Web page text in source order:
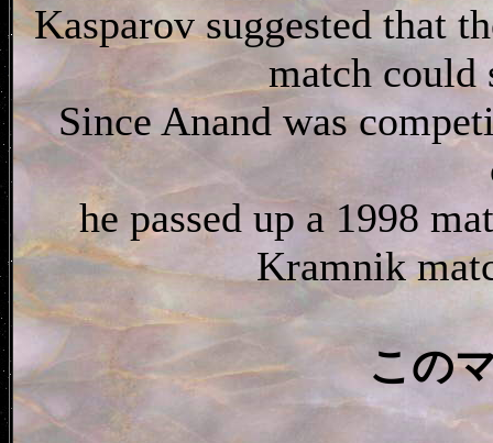
Kasparov suggested that
match could
Since Anand was
he passed up a 1998
Kramnik
この